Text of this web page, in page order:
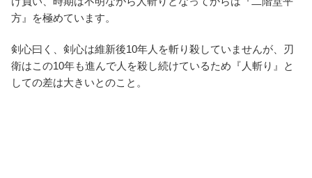
方』を極めています。
剣心曰く、剣心は維新後10年人を斬り殺していませんが、刃
衛はこの10年も進んで人を殺し続けているため『人斬り』と
しての差は大きいとのこと。